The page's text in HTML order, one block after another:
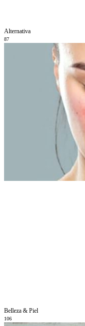
Alternativa
87
Belleza & Piel
106